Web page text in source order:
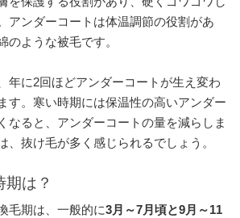
アンダーコートは体温調節の役割があ
のような被毛です。
年に2回ほどアンダーコートが生え変わ
す。寒い時期には保温性の高いアンダー
なると、アンダーコートの量を減らしま
、抜け毛が多く感じられるでしょう。
は？
毛期は、一般的に3月～7月頃と9月～11